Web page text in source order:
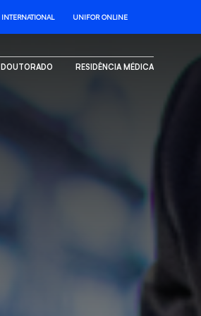
INTERNATIONAL UNIFOR ONLINE
DOUTORADO RESIDÊNCIA MÉDICA